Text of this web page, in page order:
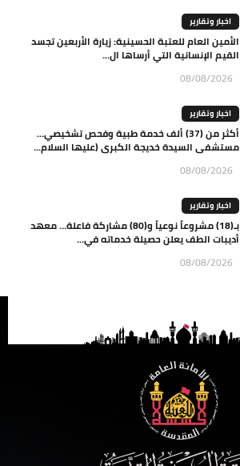
اخبار وتقارير
الأمين العام للعتبة الحسينية: زيارة الأربعين تجسد
القيم الإنسانية التي أرساها ال...
08/08/2026
اخبار وتقارير
أكثر من (37) ألف خدمة طبية وفحص تشخيصي…
مستشفى السيدة خديجة الكبرى (عليها السلام...
08/08/2026
اخبار وتقارير
بـ(18) مشروعاً نوعياً و(80) مشاركة فاعلة… معهد
أديبات الطف يعلن حصيلة خدماته في...
08/08/2026